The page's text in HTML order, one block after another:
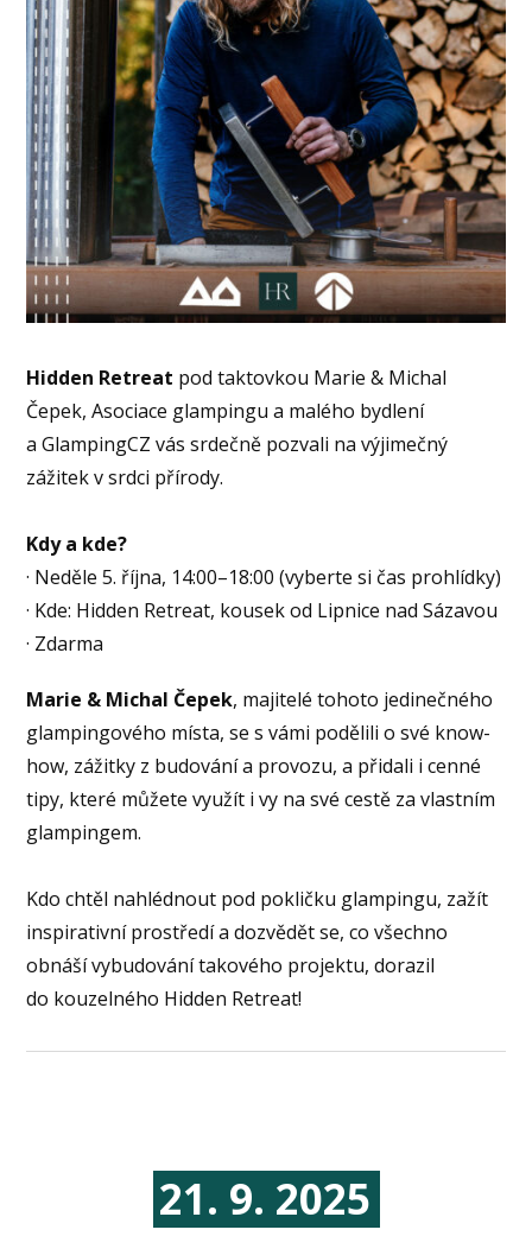
Hidden Retreat pod taktovkou Marie & Michal
Čepek, Asociace glampingu a malého bydlení
a GlampingCZ vás srdečně pozvali na výjimečný
zážitek v srdci přírody.
Kdy a kde?
· Neděle 5. října, 14:00–18:00 (vyberte si čas prohlídky)
· Kde: Hidden Retreat, kousek od Lipnice nad Sázavou
· Zdarma
Marie & Michal Čepek, majitelé tohoto jedinečného
glampingového místa, se s vámi podělili o své know-
how, zážitky z budování a provozu, a přidali i cenné
tipy, které můžete využít i vy na své cestě za vlastním
glampingem.
Kdo chtěl nahlédnout pod pokličku glampingu, zažít
inspirativní prostředí a dozvědět se, co všechno
obnáší vybudování takového projektu, dorazil
do kouzelného Hidden Retreat!
21. 9. 2025